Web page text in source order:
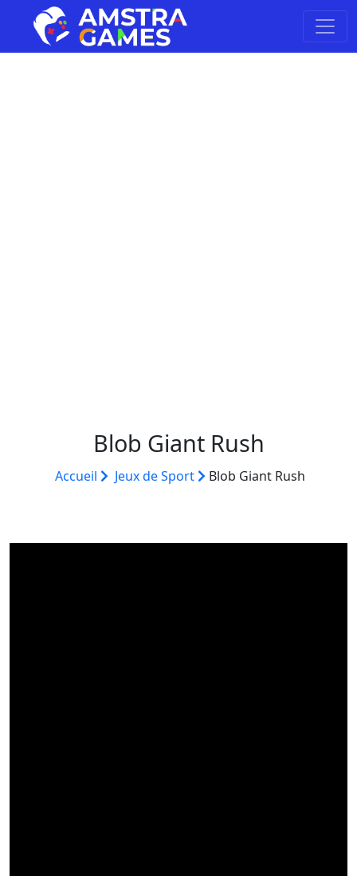
Blob Giant Rush
Accueil Jeux de Sport Blob Giant Rush